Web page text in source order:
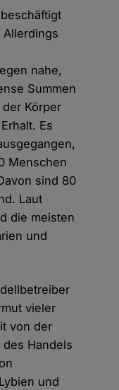
nahe,
Summen
Körper
Es
Menschen
sind 80
Laut
die meisten
und
vieler
von der
Handels
und